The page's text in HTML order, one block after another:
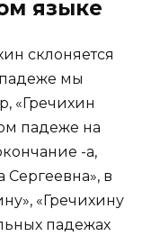
языке
склоняется
мы
«Гречихин
падеже на
-а,
Сергеевна», в
«Гречихину
падежах